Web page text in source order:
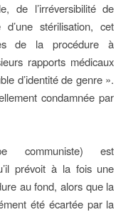
de l’irréversibilité de
stérilisation, cet
de la procédure à
rapports médicaux
d’identité de genre ».
condamnée par
communiste) est
prévoit à la fois une
au fond, alors que la
été écartée par la